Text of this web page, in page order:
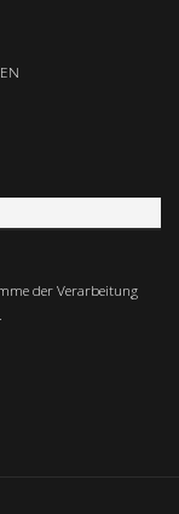
der Verarbeitung